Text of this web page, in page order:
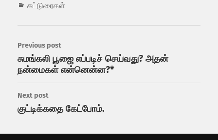
கட்டுரைகள்
Previous post
சுமங்கலி பூஜை எப்படிச் செய்வது? அதன்
நன்மைகள் என்னென்ன?*
Next post
குட்டிக்கதை கேட்போம்.